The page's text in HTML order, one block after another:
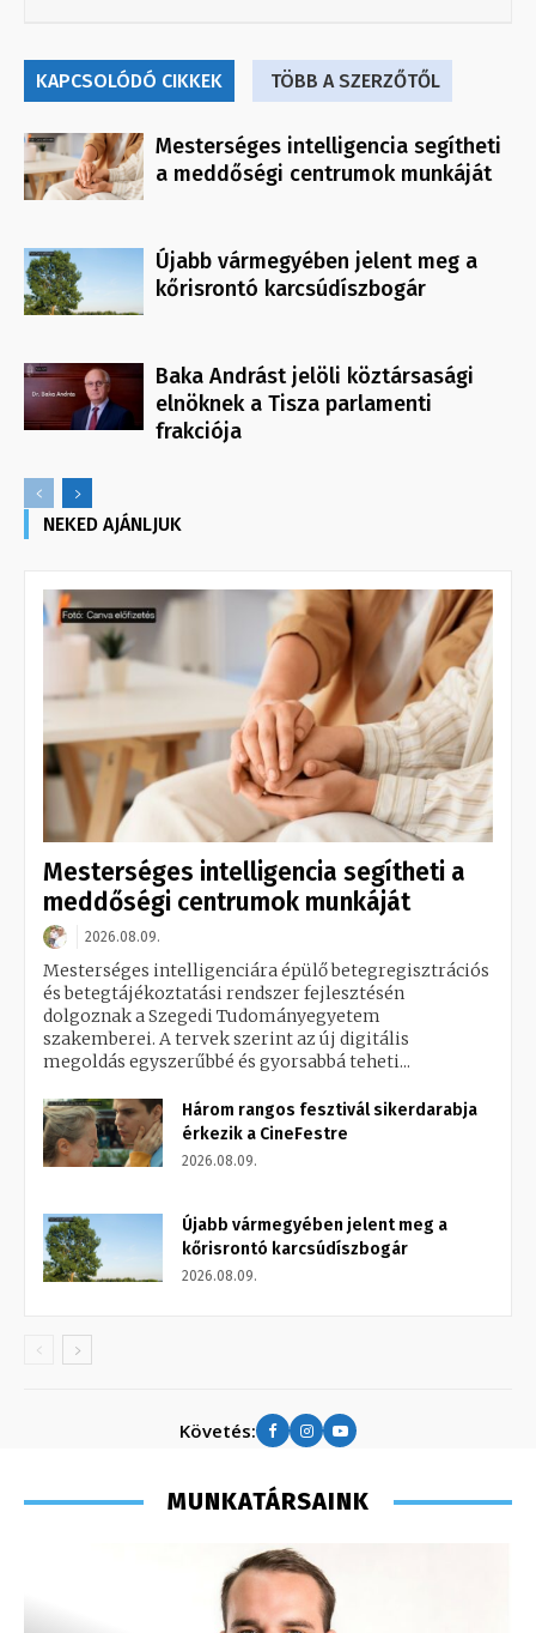
KAPCSOLÓDÓ CIKKEK TÖBB A SZERZŐTŐL
Mesterséges intelligencia segítheti
a meddőségi centrumok munkáját
Újabb vármegyében jelent meg a
kőrisrontó karcsúdíszbogár
Baka Andrást jelöli köztársasági
elnöknek a Tisza parlamenti
frakciója
NEKED AJÁNLJUK
Mesterséges intelligencia segítheti a
meddőségi centrumok munkáját
2026.08.09.
Mesterséges intelligenciára épülő betegregisztrációs
és betegtájékoztatási rendszer fejlesztésén
dolgoznak a Szegedi Tudományegyetem
szakemberei. A tervek szerint az új digitális
megoldás egyszerűbbé és gyorsabbá teheti...
Három rangos fesztivál sikerdarabja
érkezik a CineFestre
2026.08.09.
Újabb vármegyében jelent meg a
kőrisrontó karcsúdíszbogár
2026.08.09.
Követés:
MUNKATÁRSAINK